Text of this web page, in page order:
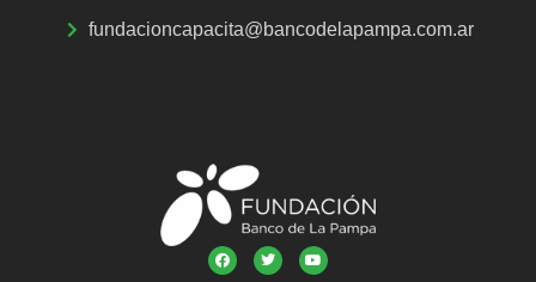
fundacioncapacita@bancodelapampa.com.ar